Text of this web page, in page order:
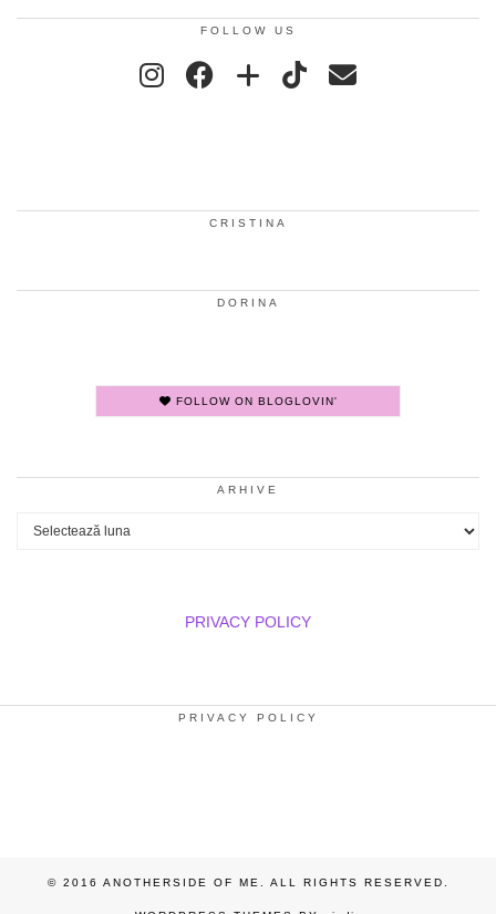
FOLLOW US
CRISTINA
DORINA
FOLLOW ON BLOGLOVIN'
ARHIVE
Arhive
PRIVACY POLICY
PRIVACY POLICY
© 2016 ANOTHERSIDE OF ME. ALL RIGHTS RESERVED.